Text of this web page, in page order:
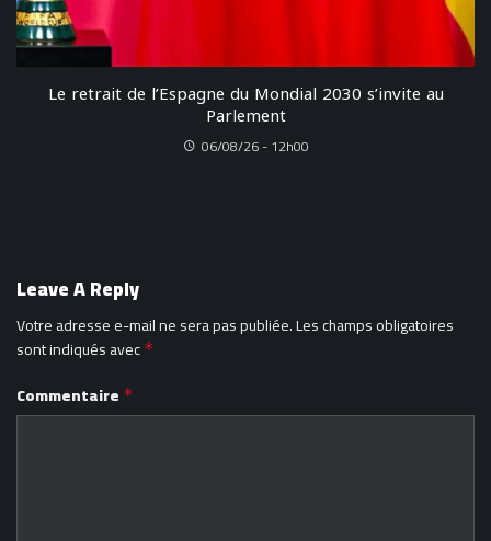
Le retrait de l’Espagne du Mondial 2030 s’invite au
Parlement
06/08/26 - 12h00
Leave A Reply
Votre adresse e-mail ne sera pas publiée.Les champs obligatoires
sont indiqués avec *
Commentaire *